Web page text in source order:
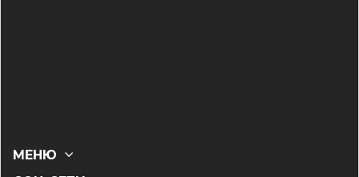
МЕНЮ